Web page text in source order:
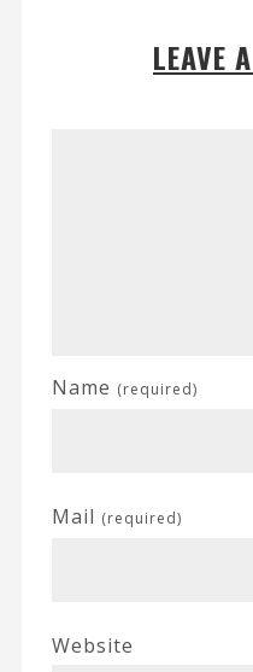
LEAVE
Name (required)
Mail (required)
Website